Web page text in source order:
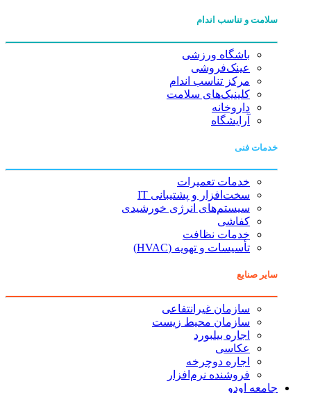
سلامت و تناسب اندام
باشگاه ورزشی
عینک‌فروشی
مرکز تناسب اندام
کلینیک‌های سلامت
داروخانه
آرایشگاه
خدمات فنی
خدمات تعمیرات
سخت‌افزار و پشتیبانی IT
سیستم‌های انرژی خورشیدی
کفاشی
خدمات نظافت
تأسیسات و تهویه (HVAC)
سایر صنایع
سازمان غیرانتفاعی
سازمان محیط زیست
اجاره بیلبورد
عکاسی
اجاره دوچرخه
فروشنده نرم‌افزار
جامعه اودو